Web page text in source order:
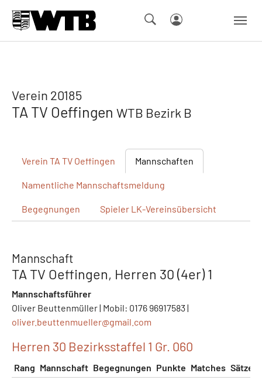
Verein 20185
TA TV Oeffingen WTB Bezirk B
Verein TA TV Oeffingen Mannschaften
Namentliche Mannschaftsmeldung
Begegnungen Spieler LK-Vereinsübersicht
Mannschaft
TA TV Oeffingen, Herren 30 (4er) 1
Mannschaftsführer
Oliver Beuttenmüller | Mobil: 0176 96917583 |
oliver.beuttenmueller@gmail.com
Herren 30 Bezirksstaffel 1 Gr. 060
Rang Mannschaft Begegnungen Punkte Matches Sätze